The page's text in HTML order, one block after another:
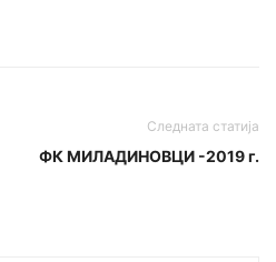
Следната статија
ФК МИЛАДИНОВЦИ -2019 г.